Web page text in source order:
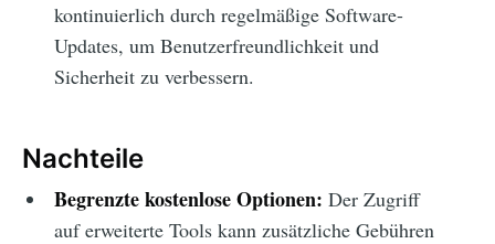
kontinuierlich durch regelmäßige Software-
Updates, um Benutzerfreundlichkeit und
Sicherheit zu verbessern.
Nachteile
Begrenzte kostenlose Optionen: Der Zugriff
auf erweiterte Tools kann zusätzliche Gebühren